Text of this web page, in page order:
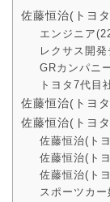
佐藤恒治(トヨ
エンジニア
レクサス開
GRカンパニ
トヨタ7代目
佐藤恒治(トヨ
佐藤恒治(トヨ
佐藤恒治(ト
佐藤恒治(ト
佐藤恒治(ト
スポーツカー